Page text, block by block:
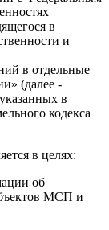
в
и
в отдельные
(далее -
в
кодекса
в целях:
об
МСП и